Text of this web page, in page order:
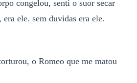
congelou, senti o suor secar
era ele. sem duvidas era ele.
o Romeo que me matou